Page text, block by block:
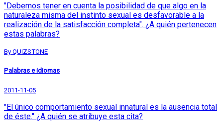
"Debemos tener en cuenta la posibilidad de que algo en la
naturaleza misma del instinto sexual es desfavorable a la
realización de la satisfacción completa". ¿A quién pertenecen
estas palabras?
By QUIZSTONE
Palabras e idiomas
2011-11-05
"El único comportamiento sexual innatural es la ausencia total
de éste." ¿A quién se atribuye esta cita?